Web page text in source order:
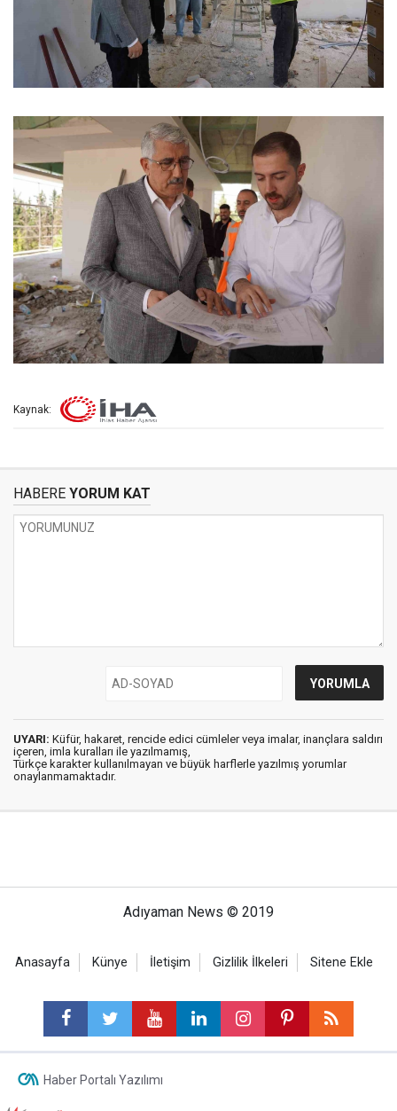
Kaynak:
HABERE YORUM KAT
UYARI: Küfür, hakaret, rencide edici cümleler veya imalar, inançlara saldırı
içeren, imla kuralları ile yazılmamış,
Türkçe karakter kullanılmayan ve büyük harflerle yazılmış yorumlar
onaylanmamaktadır.
Adıyaman News © 2019
Anasayfa Künye İletişim Gizlilik İlkeleri Sitene Ekle
Haber Portalı Yazılımı